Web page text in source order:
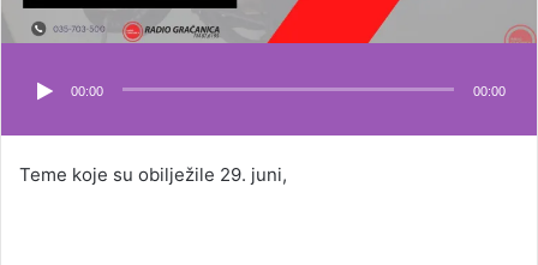
00:00 00:00
Teme koje su obilježile 29. juni,